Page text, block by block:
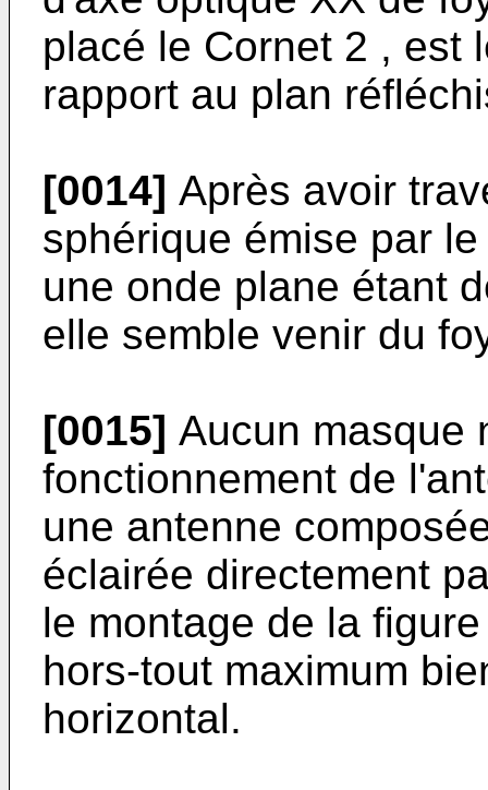
placé le Cornet 2 , est
rapport au plan
[0014] Après avoir
sphérique émise par
une onde plane étant
elle semble venir du
[0015] Aucun masque
fonctionnement de
une antenne
éclairée directement
le montage de la
hors-tout maximum
horizontal.